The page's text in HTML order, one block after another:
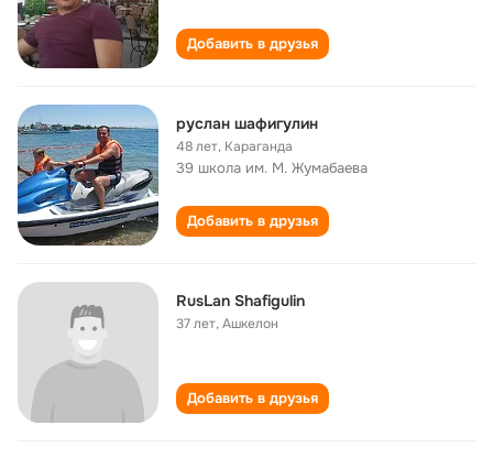
Добавить в друзья
руслан шафигулин
48 лет, Караганда
39 школа им. М. Жумабаева
Добавить в друзья
RusLan Shafigulin
37 лет,Ашкелон
Добавить в друзья